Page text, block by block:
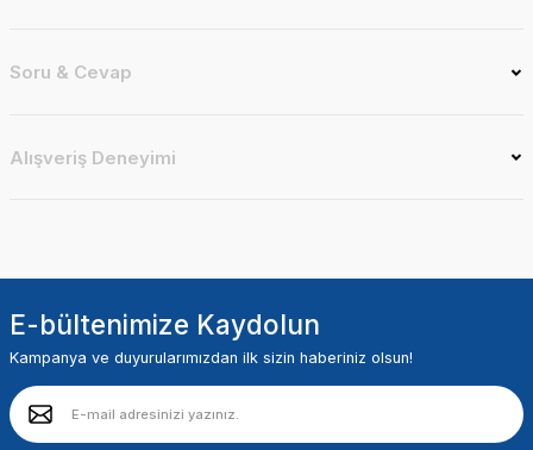
Soru & Cevap
Alışveriş Deneyimi
E-bültenimize Kaydolun
Kampanya ve duyurularımızdan ilk sizin haberiniz olsun!